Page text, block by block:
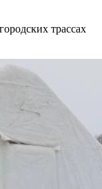
трассах